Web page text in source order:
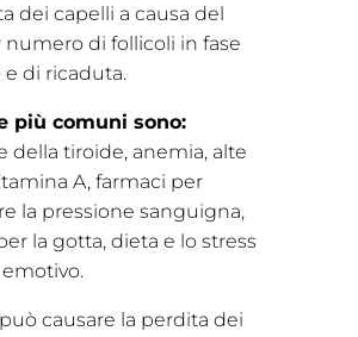
dei capelli a causa del
di follicoli in fase
e di ricaduta.
più comuni sono:
della tiroide, anemia, alte
A, farmaci per
la pressione sanguigna,
la gotta, dieta e lo stress
causare la perdita dei